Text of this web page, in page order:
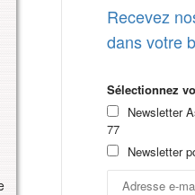
Recevez
dans votre
Sélectionnez
Newsletter
77
Newsletter